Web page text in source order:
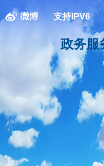
支持IPV6
政务服